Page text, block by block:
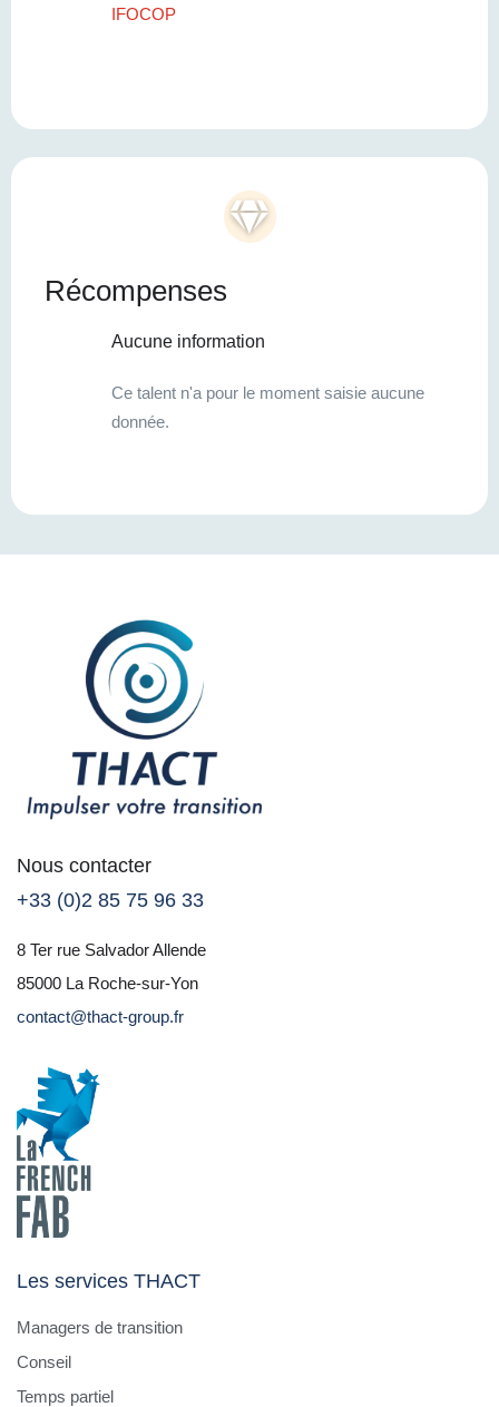
IFOCOP
Récompenses
Aucune information
Ce talent n'a pour le moment saisie aucune
donnée.
Nous contacter
+33 (0)2 85 75 96 33
8 Ter rue Salvador Allende
85000 La Roche-sur-Yon
contact@thact-group.fr
Les services THACT
Managers de transition
Conseil
Temps partiel